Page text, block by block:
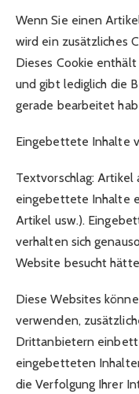
Wenn Sie einen
wird ein zusätzliches
Dieses Cookie
und gibt lediglich die
gerade bearbeitet
Eingebettete Inhalte
Textvorschlag:
eingebettete Inhalte
Artikel usw.).
verhalten sich
Website besucht
Diese Websites
verwenden,
Drittanbietern
eingebetteten
die Verfolgung Ihrer